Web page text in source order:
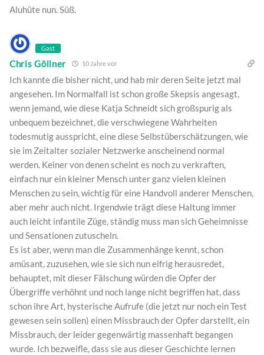
Aluhüte nun. Süß.
Gast
Chris Göllner 10 Jahre vor
Ich kannte die bisher nicht, und hab mir deren Seite jetzt mal
angesehen. Im Normalfall ist schon große Skepsis angesagt,
wenn jemand, wie diese Katja Schneidt sich großspurig als
unbequem bezeichnet, die verschwiegene Wahrheiten
todesmutig ausspricht, eine diese Selbstüberschätzungen, wie
sie im Zeitalter sozialer Netzwerke anscheinend normal
werden. Keiner von denen scheint es noch zu verkraften,
einfach nur ein kleiner Mensch unter ganz vielen kleinen
Menschen zu sein, wichtig für eine Handvoll anderer Menschen,
aber mehr auch nicht. Irgendwie trägt diese Haltung immer
auch leicht infantile Züge, ständig muss man sich Geheimnisse
und Sensationen zutuscheln.
Es ist aber, wenn man die Zusammenhänge kennt, schon
amüsant, zuzusehen, wie sie sich nun eifrig herausredet,
behauptet, mit dieser Fälschung würden die Opfer der
Übergriffe verhöhnt und noch lange nicht begriffen hat, dass
schon ihre Art, hysterische Aufrufe (die jetzt nur noch ein Test
gewesen sein sollen) einen Missbrauch der Opfer darstellt, ein
Missbrauch, der leider gegenwärtig massenhaft begangen
wurde. Ich bezweifle, dass sie aus dieser Geschichte lernen